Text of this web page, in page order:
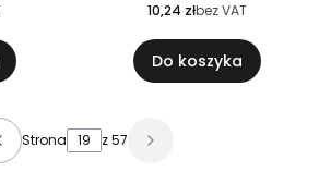
10,24 złbez VAT
Do koszyka
Strona z 57